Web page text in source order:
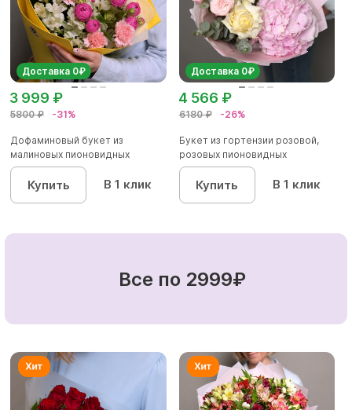
Доставка 0₽
5800 ₽ -31%
3 999 ₽
Дофаминовый букет из
малиновых пионовидных
кустовых роз...
Купить В 1 клик
Доставка 0₽
6180 ₽ -26%
4 566 ₽
Букет из гортензии розовой,
розовых пионовидных
кустовы...
Купить В 1 клик
Все по 2999₽